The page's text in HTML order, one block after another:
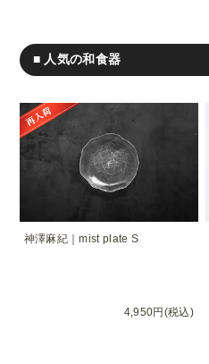
■ 人気の和食器
神澤麻紀｜mist plate S
4,950円(税込)